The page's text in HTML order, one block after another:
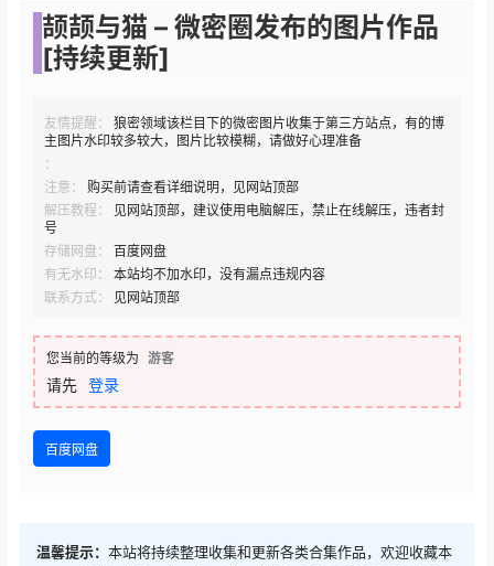
颉颉与猫 – 微密圈发布的图片作品
[持续更新]
友情提醒：
狼密领域该栏目下的微密图片收集于第三方站点，有的博
主图片水印较多较大，图片比较模糊，请做好心理准备
：
注意：
购买前请查看详细说明，见网站顶部
解压教程：
见网站顶部，建议使用电脑解压，禁止在线解压，违者封
号
存储网盘：
百度网盘
有无水印：
本站均不加水印，没有漏点违规内容
联系方式：
见网站顶部
您当前的等级为 游客
请先 登录
百度网盘
温馨提示： 本站将持续整理收集和更新各类合集作品，欢迎收藏本